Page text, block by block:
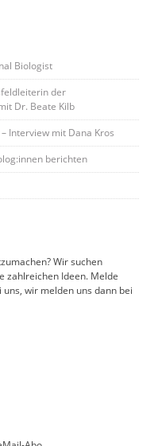
Biologist
der
Dr. Beate Kilb
Interview mit Dana Kros
berichten
Wir suchen
Ideen. Melde
wir melden uns dann bei